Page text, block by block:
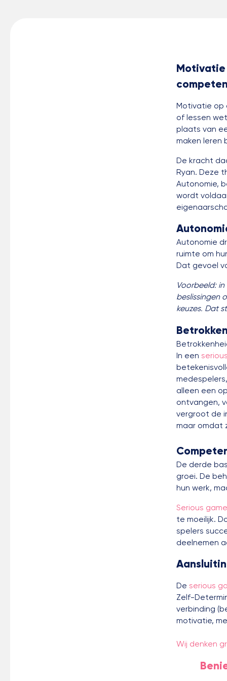
Motivatie
Motivatie op
of lessen
plaats van
maken leren
De kracht
Ryan. Deze
Autonomie,
wordt
Autonomie
ruimte om
Dat gevoel
Voorbeeld: in
beslissingen
keuzes. Dat
In een
alleen een
ontvangen,
vergroot de
maar omdat
De derde
groei. De
hun werk,
Serious
te moeilijk.
spelers
deelnemen
De serious
Zelf-
verbinding
motivatie,
Wij denken